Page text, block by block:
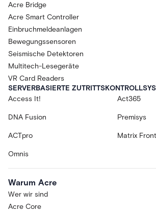
Acre Bridge
Acre Smart Controller
Einbruchmeldeanlagen
Bewegungssensoren
Seismische Detektoren
Multitech-Lesegeräte
VR Card Readers
SERVERBASIERTE
Access It!
Act365
DNA Fusion Premisys
ACTpro Matrix
Omnis
Warum Acre
Wer wir sind
Acre Core